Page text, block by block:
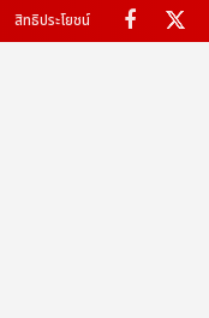
สิทธิประโยชน์